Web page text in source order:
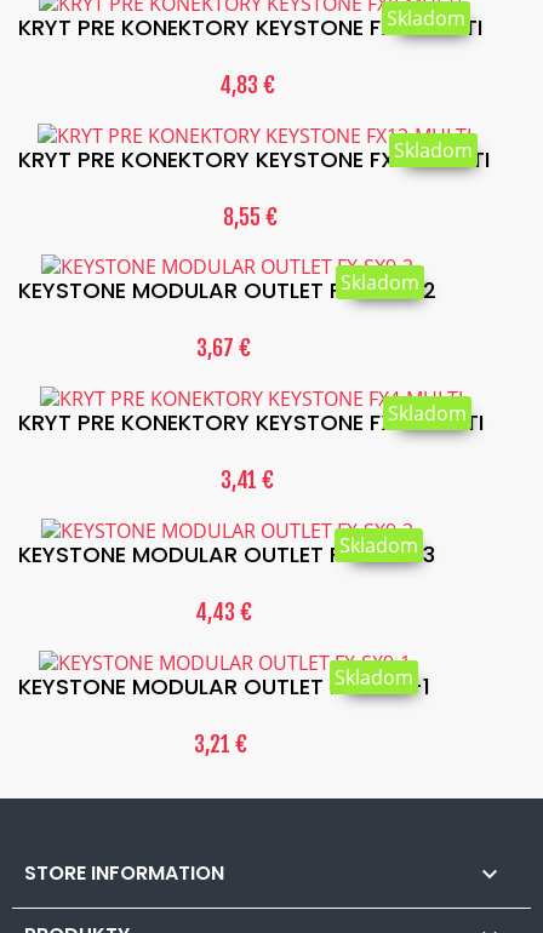
KRYT PRE KONEKTORY KEYSTONE FX8-MULTI
4,83 €
Skladom
KRYT PRE KONEKTORY KEYSTONE FX12-MULTI
8,55 €
Skladom
KEYSTONE MODULAR OUTLET FX-SX9-2
3,67 €
Skladom
KRYT PRE KONEKTORY KEYSTONE FX4-MULTI
3,41 €
Skladom
KEYSTONE MODULAR OUTLET FX-SX9-3
4,43 €
Skladom
KEYSTONE MODULAR OUTLET FX-SX9-1
3,21 €
Skladom
STORE INFORMATION 